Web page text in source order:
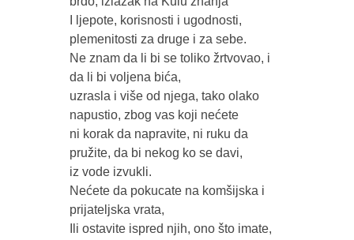
I ljepote, korisnosti i ugodnosti,
plemenitosti za druge i za sebe.
Ne znam da li bi se toliko žrtvovao, i
da li bi voljena bića,
uzrasla i više od njega, tako olako
napustio, zbog vas koji nećete
ni korak da napravite, ni ruku da
pružite, da bi nekog ko se davi,
iz vode izvukli.
Nećete da pokucate na komšijska i
prijateljska vrata,
Ili ostavite ispred njih, ono što imate,